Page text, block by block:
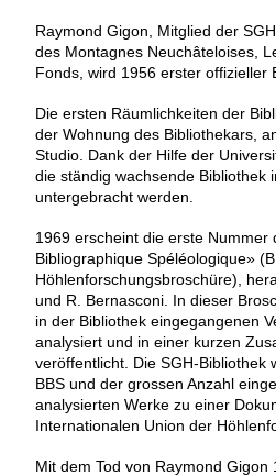
Raymond Gigon, Mitglied der
des Montagnes Neuchâteloises,
Fonds, wird 1956 erster offizieller
Die ersten Räumlichkeiten der
der Wohnung des Bibliothekars,
Studio. Dank der Hilfe der
die ständig wachsende Bibliothek
untergebracht werden.
1969 erscheint die erste Nummer
Bibliographique Spéléologique»
Höhlenforschungsbroschüre),
und R. Bernasconi. In dieser
in der Bibliothek eingegangenen
analysiert und in einer kurzen
veröffentlicht. Die SGH-Bibliothek
BBS und der grossen Anzahl
analysierten Werke zu einer
Internationalen Union der
Mit dem Tod von Raymond